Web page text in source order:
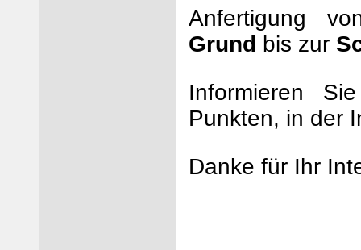
Anfertigung
Grund bis zur
Informieren
Punkten, in der
Danke für Ihr